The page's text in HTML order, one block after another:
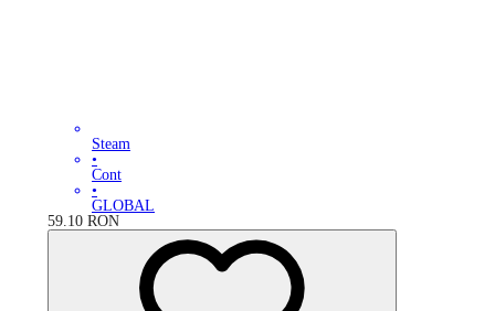
Steam
•
Cont
•
GLOBAL
59.10 RON